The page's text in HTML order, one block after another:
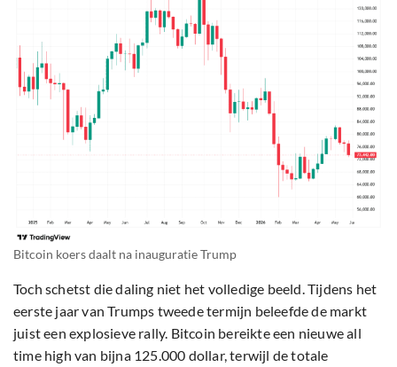
Bitcoin koers daalt na inauguratie Trump
Toch schetst die daling niet het volledige beeld. Tijdens het
eerste jaar van Trumps tweede termijn beleefde de markt
juist een explosieve rally. Bitcoin bereikte een nieuwe all
time high van bijna 125.000 dollar, terwijl de totale